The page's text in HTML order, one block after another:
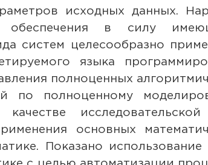
исходных данных.
обеспечения в силу
систем целесообразно
языка
полноценных
по полноценному
исследовательской
основных
Показано использование